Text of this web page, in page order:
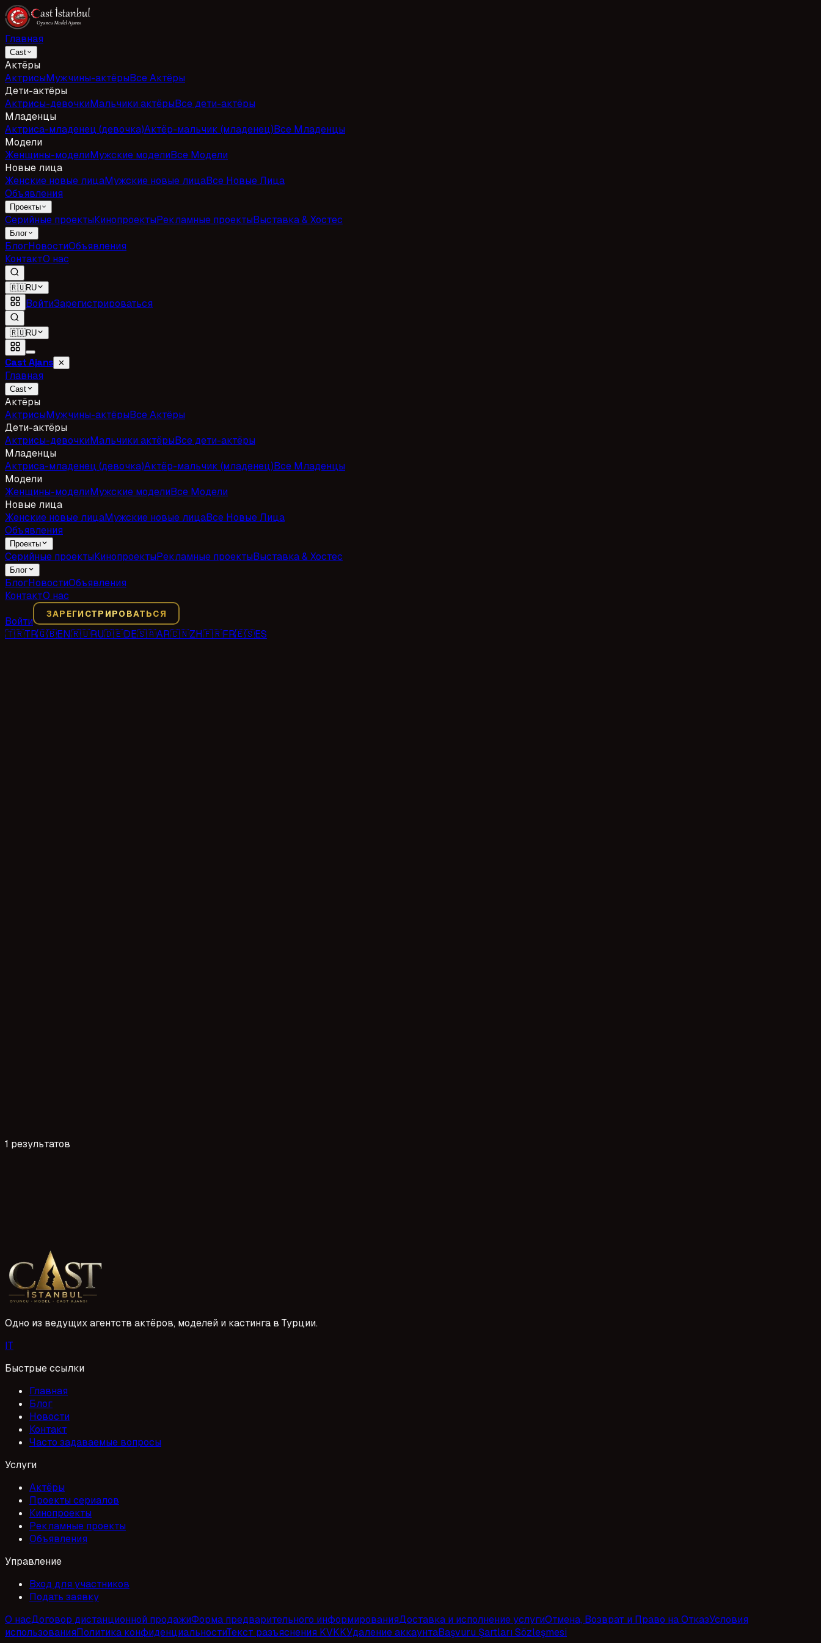
Главная
Cast
Актёры
АктрисыМужчины-актёрыВсе Актёры
Дети-актёры
Актрисы-девочкиМальчики актёрыВсе дети-актёры
Младенцы
Актриса-младенец (девочка)Актёр-мальчик (младенец)Все Младенцы
Модели
Женщины-моделиМужские моделиВсе Модели
Новые лица
Женские новые лицаМужские новые лицаВсе Новые Лица
Объявления
Проекты
Серийные проектыКинопроектыРекламные проектыВыставка & Хостес
Блог
БлогНовостиОбъявления
КонтактО нас
🇷🇺RU
ВойтиЗарегистрироваться
🇷🇺RU
Cast Ajans ✕
Главная
Cast
Актёры
АктрисыМужчины-актёрыВсе Актёры
Дети-актёры
Актрисы-девочкиМальчики актёрыВсе дети-актёры
Младенцы
Актриса-младенец (девочка)Актёр-мальчик (младенец)Все Младенцы
Модели
Женщины-моделиМужские моделиВсе Модели
Новые лица
Женские новые лицаМужские новые лицаВсе Новые Лица
Объявления
Проекты
Серийные проектыКинопроектыРекламные проектыВыставка & Хостес
Блог
БлогНовостиОбъявления
КонтактО нас
Войти
ЗАРЕГИСТРИРОВАТЬСЯ
🇹🇷TR🇬🇧EN🇷🇺RU🇩🇪DE🇸🇦AR🇨🇳ZH🇫🇷FR🇪🇸ES
1 результатов
nelere dikkat etmeniz gerektiğini anlatıyoruz.
1 Mayıs 2026
Одно из ведущих агентств актёров, моделей и кастинга в Турции.
IT
Быстрые ссылки
Главная
Блог
Новости
Контакт
Часто задаваемые вопросы
Услуги
Актёры
Проекты сериалов
Кинопроекты
Рекламные проекты
Объявления
Управление
Вход для участников
Подать заявку
О насДоговор дистанционной продажиФорма предварительного информированияДоставка и исполнение услугиОтмена, Возврат и Право на ОтказУсловия
использованияПолитика конфиденциальностиТекст разъяснения KVKKУдаление аккаунтаBaşvuru Şartları Sözleşmesi